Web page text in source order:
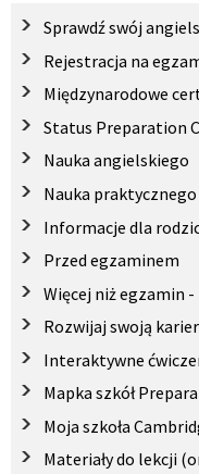
Sprawdź swój
Rejestracja na
Międzynarodowe
Status Preparation
Nauka angielskiego
Nauka
Informacje dla
Przed egzaminem
Więcej niż egzamin -
Rozwijaj swoją
Interaktywne
Mapka szkół
Moja szkoła
Materiały do lekcji